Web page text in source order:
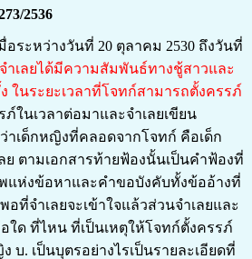
2536
ระหว่างวันที่ 20 ตุลาคม 2530 ถึงวันที่
ำเลยได้มีความสัมพันธ์ทางชู้สาวและ
ในระยะเวลาที่โจทก์สามารถตั้งครรภ์
ในเวลาต่อมาและจำเลยเขียน
าเด็กหญิงที่คลอดจากโจทก์ คือเด็ก
ย ตามเอกสารท้ายฟ้องนั้นเป็นคำฟ้องที่
แห่งข้อหาและคำขอบังคับทั้งข้ออ้างที่
ที่จำเลยจะเข้าใจแล้วส่วนจำเลยและ
ใด ที่ไหน ที่เป็นเหตุให้โจทก์ตั้งครรภ์
บ. เป็นบุตรอย่างไรเป็นรายละเอียดที่